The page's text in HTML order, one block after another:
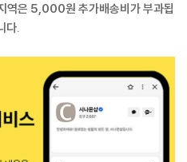
은 5,000원 추가배송비가 부과됩
다.